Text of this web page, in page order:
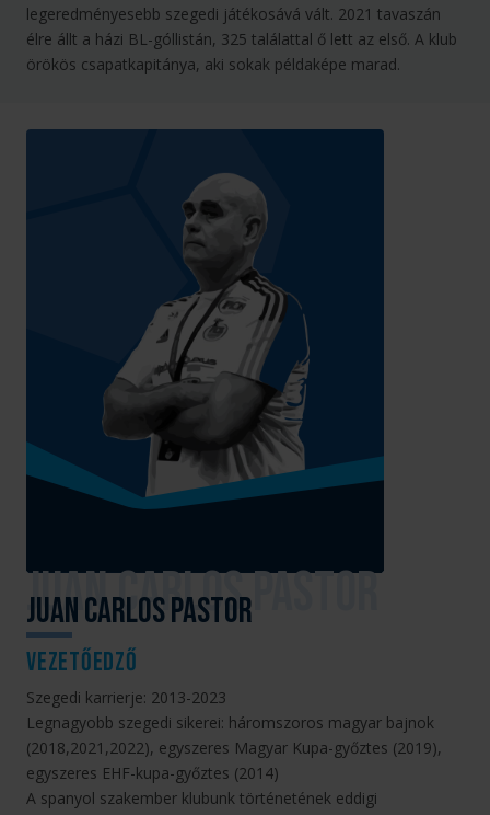
legeredményesebb szegedi játékosává vált. 2021 tavaszán
élre állt a házi BL-góllistán, 325 találattal ő lett az első. A klub
örökös csapatkapitánya, aki sokak példaképe marad.
Juan Carlos Pastor
vezetőedző
Szegedi karrierje: 2013-2023
Legnagyobb szegedi sikerei: háromszoros magyar bajnok
(2018,2021,2022), egyszeres Magyar Kupa-győztes (2019),
egyszeres EHF-kupa-győztes (2014)
A spanyol szakember klubunk történetének eddigi